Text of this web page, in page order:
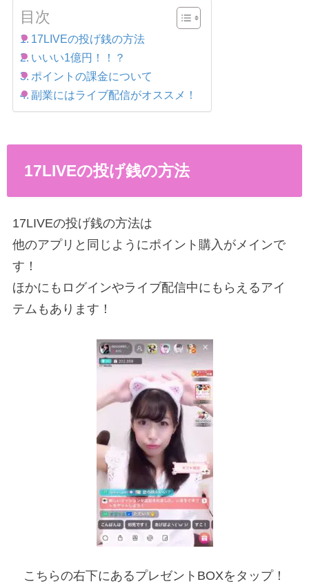
目次
17LIVEの投げ銭の方法
いいい1億円！！？
ポイントの課金について
副業にはライブ配信がオススメ！
17LIVEの投げ銭の方法
17LIVEの投げ銭の方法は
他のアプリと同じようにポイント購入がメインで
す！
ほかにもログインやライブ配信中にもらえるアイ
テムもあります！
こちらの右下にあるプレゼントBOXをタップ！